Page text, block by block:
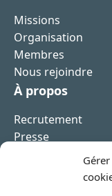
Missions
Organisation
Membres
Nous rejoindre
À propos
Recrutement
Presse